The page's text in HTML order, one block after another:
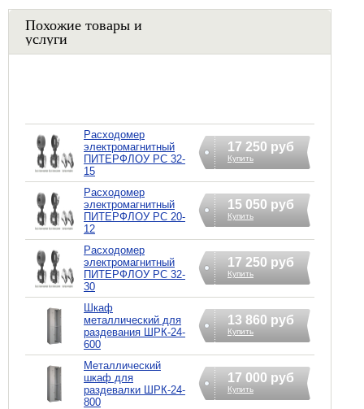
Похожие товары и
услуги
Расходомер
электромагнитный
ПИТЕРФЛОУ РС 32-
15
17 250 руб
Купить
Расходомер
электромагнитный
ПИТЕРФЛОУ РС 20-
12
15 050 руб
Купить
Расходомер
электромагнитный
ПИТЕРФЛОУ РС 32-
30
17 250 руб
Купить
Шкаф
металлический для
раздевания ШРК-24-
600
13 860 руб
Купить
Металлический
шкаф для
раздевалки ШРК-24-
800
17 000 руб
Купить